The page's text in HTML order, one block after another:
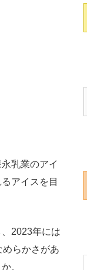
乳業のアイ
アイスを目
2023年には
らかさがあ
。